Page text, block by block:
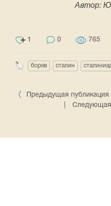
Автор:
1 0 765
борев сталин
Предыдущая публикация
Следующая